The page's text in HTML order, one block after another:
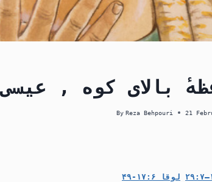
بالای کوه , عیسی
By Reza Behpouri 21
لوقا ۶:‏۱۷-‏۴۹